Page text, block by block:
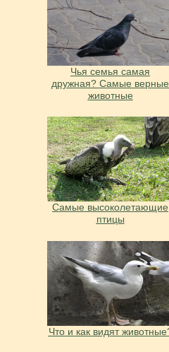
Чья семья самая
дружная? Самые верные
животные
Самые высоколетающие
птицы
Что и как видят